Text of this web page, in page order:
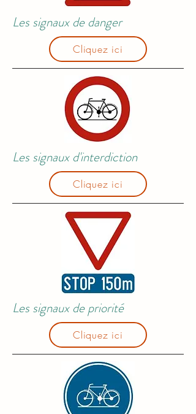
Les signaux de danger
Cliquez ici
Les signaux d'interdiction
Cliquez ici
Les signaux de priorité
Cliquez ici